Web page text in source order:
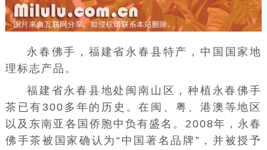
永春佛手， 福建省 永春县特产，中国国家地
理标志产品。
福建省永春县地处闽南山区，种植永春佛手
茶已有300多年的历史。在闽、粤、港澳等地区
以及东南亚各国侨胞中负有盛名。2008年，永春
佛手茶被国家确认为“中国著名品牌”，并被授予